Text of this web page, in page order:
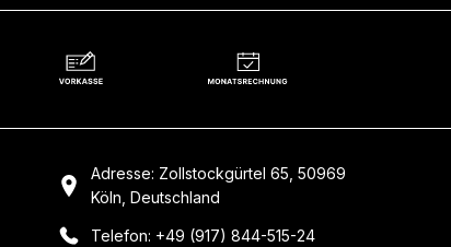
Adresse: Zollstockgürtel 65, 50969
Köln, Deutschland
Telefon: +49 (917) 844-515-24